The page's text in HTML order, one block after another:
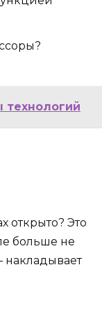
технологий
открыто? Это
больше не
накладывает